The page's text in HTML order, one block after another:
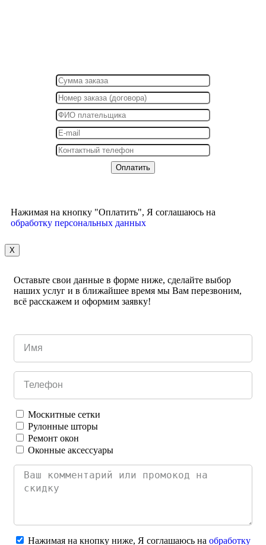
Нажимая на кнопку "Оплатить", Я соглашаюсь на
обработку персональных данных
X
Оставьте свои данные в форме ниже, сделайте выбор
наших услуг и в ближайшее время мы Вам перезвоним,
всё расскажем и оформим заявку!
Москитные сетки
Рулонные шторы
Ремонт окон
Оконные аксессуары
Нажимая на кнопку ниже, Я соглашаюсь на обработку